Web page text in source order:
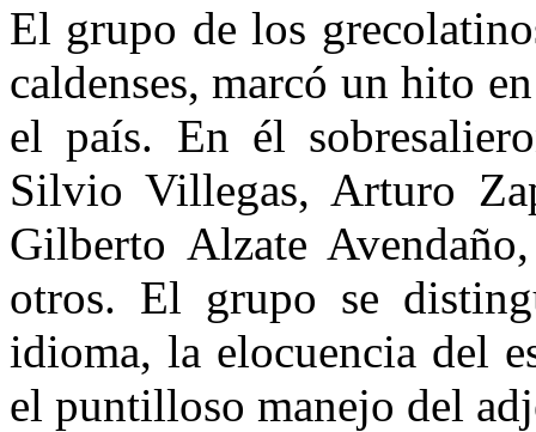
El grupo de los
caldenses, marcó un hito
el país. En él
Silvio Villegas, Arturo
Gilberto Alzate
otros. El grupo se
idioma, la elocuencia del
el puntilloso manejo del